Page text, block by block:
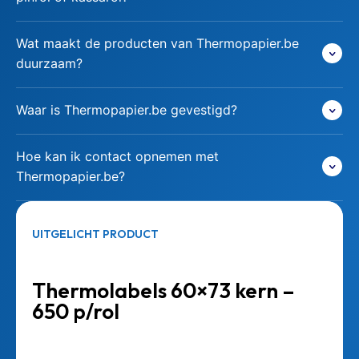
Wat maakt de producten van Thermopapier.be
duurzaam?
Waar is Thermopapier.be gevestigd?
Hoe kan ik contact opnemen met
Thermopapier.be?
UITGELICHT PRODUCT
Thermolabels 60×73 kern –
650 p/rol